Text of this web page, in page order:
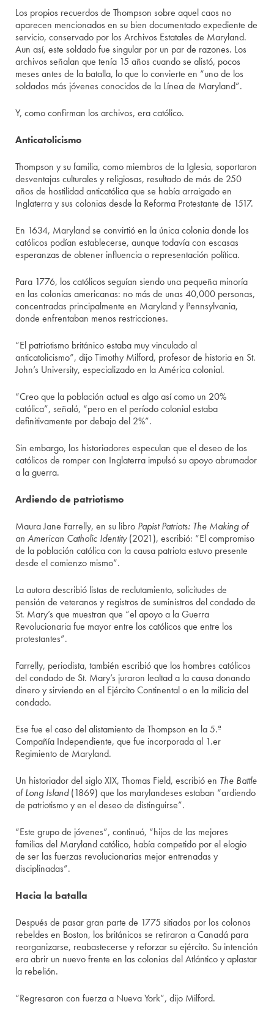
Los propios recuerdos de Thompson sobre aquel caos no
aparecen mencionados en su bien documentado expediente de
servicio, conservado por los Archivos Estatales de Maryland.
Aun así, este soldado fue singular por un par de razones. Los
archivos señalan que tenía 15 años cuando se alistó, pocos
meses antes de la batalla, lo que lo convierte en “uno de los
soldados más jóvenes conocidos de la Línea de Maryland”.
Y, como confirman los archivos, era católico.
Anticatolicismo
Thompson y su familia, como miembros de la Iglesia, soportaron
desventajas culturales y religiosas, resultado de más de 250
años de hostilidad anticatólica que se había arraigado en
Inglaterra y sus colonias desde la Reforma Protestante de 1517.
En 1634, Maryland se convirtió en la única colonia donde los
católicos podían establecerse, aunque todavía con escasas
esperanzas de obtener influencia o representación política.
Para 1776, los católicos seguían siendo una pequeña minoría
en las colonias americanas: no más de unas 40,000 personas,
concentradas principalmente en Maryland y Pennsylvania,
donde enfrentaban menos restricciones.
“El patriotismo británico estaba muy vinculado al
anticatolicismo”, dijo Timothy Milford, profesor de historia en St.
John’s University, especializado en la América colonial.
“Creo que la población actual es algo así como un 20%
católica”, señaló, “pero en el período colonial estaba
definitivamente por debajo del 2%”.
Sin embargo, los historiadores especulan que el deseo de los
católicos de romper con Inglaterra impulsó su apoyo abrumador
a la guerra.
Ardiendo de patriotismo
Maura Jane Farrelly, en su libro Papist Patriots: The Making of
an American Catholic Identity(2021), escribió: “El compromiso
de la población católica con la causa patriota estuvo presente
desde el comienzo mismo”.
La autora describió listas de reclutamiento, solicitudes de
pensión de veteranos y registros de suministros del condado de
St. Mary’s que muestran que “el apoyo a la Guerra
Revolucionaria fue mayor entre los católicos que entre los
protestantes”.
Farrelly, periodista, también escribió que los hombres católicos
del condado de St. Mary’s juraron lealtad a la causa donando
dinero y sirviendo en el Ejército Continental o en la milicia del
condado.
Ese fue el caso del alistamiento de Thompson en la 5.ª
Compañía Independiente, que fue incorporada al 1.er
Regimiento de Maryland.
Un historiador del siglo XIX, Thomas Field, escribió en The Battle
of Long Island(1869) que los marylandeses estaban “ardiendo
de patriotismo y en el deseo de distinguirse”.
“Este grupo de jóvenes”, continuó, “hijos de las mejores
familias del Maryland católico, había competido por el elogio
de ser las fuerzas revolucionarias mejor entrenadas y
disciplinadas”.
Hacia la batalla
Después de pasar gran parte de 1775 sitiados por los colonos
rebeldes en Boston, los británicos se retiraron a Canadá para
reorganizarse, reabastecerse y reforzar su ejército. Su intención
era abrir un nuevo frente en las colonias del Atlántico y aplastar
la rebelión.
“Regresaron con fuerza a Nueva York”, dijo Milford.